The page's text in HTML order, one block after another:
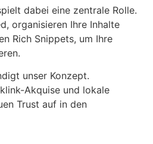
dabei eine zentrale Rolle.
organisieren Ihre Inhalte
Rich Snippets, um Ihre
unser Konzept.
Akquise und lokale
Trust auf in den